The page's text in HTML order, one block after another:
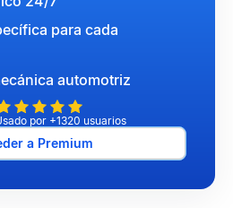
para cada
automotriz
por +1320 usuarios
a Premium